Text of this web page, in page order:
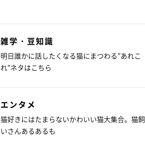
雑学・豆知識
明日誰かに話したくなる猫にまつわる”あれこ
れ”ネタはこちら
エンタメ
猫好きにはたまらないかわいい猫大集合。猫飼
いさんあるあるも